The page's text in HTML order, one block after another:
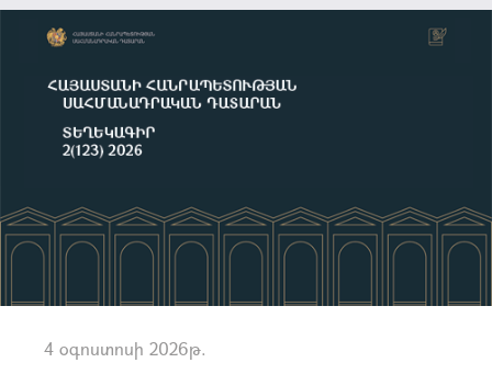
4 օգոստոսի 2026թ.